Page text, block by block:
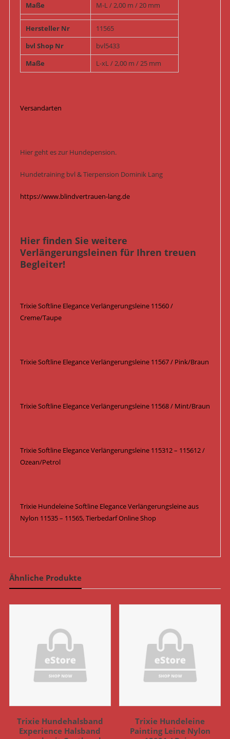
Maße
M-L / 2,00 m / 20 mm
Hersteller Nr
11565
bvl Shop Nr
bvl5433
Maße
L-xL / 2,00 m / 25 mm
Versandarten
Hier geht es zur Hundepension.
Hundetraining bvl & Tierpension Dominik Lang
https://www.blindvertrauen-lang.de
Hier finden Sie weitere
Verlängerungsleinen für Ihren treuen
Begleiter!
Trixie Softline Elegance Verlängerungsleine 11560 /
Creme/Taupe
Trixie Softline Elegance Verlängerungsleine 11567 / Pink/Braun
Trixie Softline Elegance Verlängerungsleine 11568 / Mint/Braun
Trixie Softline Elegance Verlängerungsleine 115312 – 115612 /
Ozean/Petrol
Trixie Hundeleine Softline Elegance Verlängerungsleine aus
Nylon 11535 – 11565, Tierbedarf Online Shop
Ähnliche Produkte
Trixie Hundehalsband
Experience Halsband
Trixie Hundeleine
Painting Leine Nylon